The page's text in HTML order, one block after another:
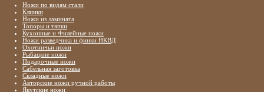
Ножи по видам стали
Клинки
Ножи из ламината
Топоры и тяпки
Кухонные и Филейные ножи
Ножи разведчика и финки НКВД
Охотничьи ножи
Рыбацкие ножи
Подарочные ножи
Сабельная заготовка
Складные ножи
Авторские ножи ручной работы
Якутские ножи